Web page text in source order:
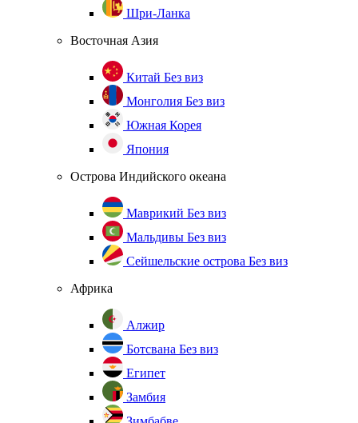
Шри-Ланка
Восточная Азия
Китай Без виз
Монголия Без виз
Южная Корея
Япония
Острова Индийского океана
Маврикий Без виз
Мальдивы Без виз
Сейшельские острова Без виз
Африка
Алжир
Ботсвана Без виз
Египет
Замбия